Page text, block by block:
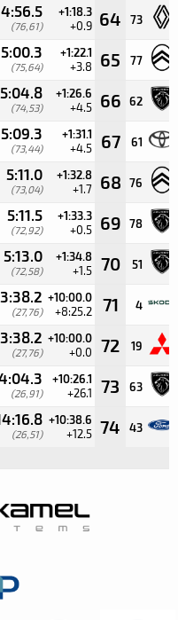
4:56.5
(76,61)
+1:18.3
+0.9 64 73
5:00.3
(75,64)
+1:22.1
+3.8 65 77
5:04.8
(74,53)
+1:26.6
+4.5 66 62
5:09.3
(73,44)
+1:31.1
+4.5 67 61
5:11.0
(73,04)
+1:32.8
+1.7 68 76
5:11.5
(72,92)
+1:33.3
+0.5 69 78
5:13.0
(72,58)
+1:34.8
+1.5 70 51
(27,76)
+10:00.0
+8:25.2 71 4
(27,76)
+10:00.0
+0.0 72 19
(26,91)
+10:26.1
+26.1 73 63
(26,51)
+10:38.6
+12.5 74 43